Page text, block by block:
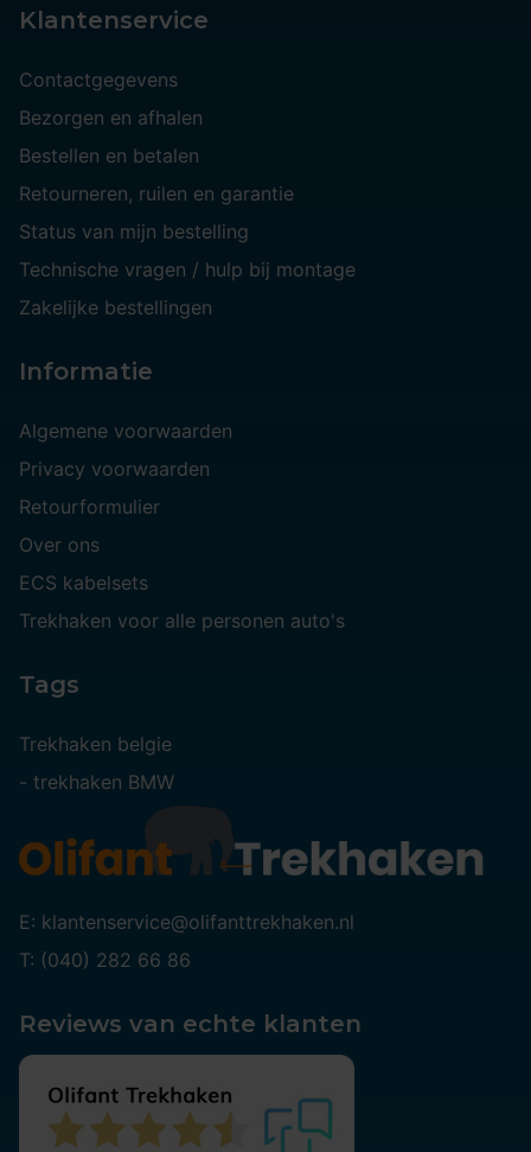
Klantenservice
Contactgegevens
Bezorgen en afhalen
Bestellen en betalen
Retourneren, ruilen en garantie
Status van mijn bestelling
Technische vragen / hulp bij montage
Zakelijke bestellingen
Informatie
Algemene voorwaarden
Privacy voorwaarden
Retourformulier
Over ons
ECS kabelsets
Trekhaken voor alle personen auto's
Tags
Trekhaken belgie
- trekhaken BMW
E: klantenservice@olifanttrekhaken.nl
T: (040) 282 66 86
Reviews van echte klanten